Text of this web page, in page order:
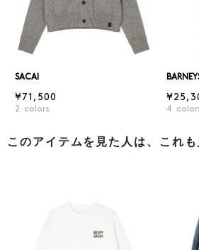
SACAI
¥71,500
2 colors 4
このアイテムを見た人は、これ